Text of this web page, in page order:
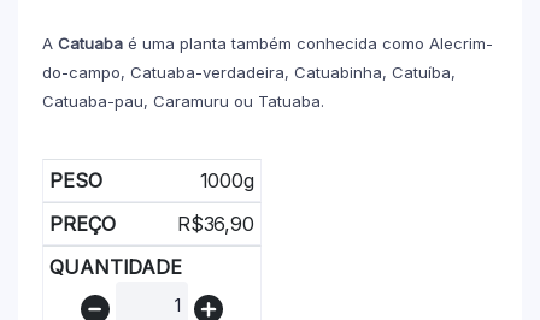
A Catuaba é uma planta também conhecida como Alecrim-
do-campo, Catuaba-verdadeira, Catuabinha, Catuíba,
Catuaba-pau, Caramuru ou Tatuaba.
1000g
R$36,90